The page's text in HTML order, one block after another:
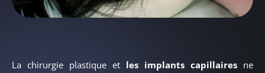
La chirurgie plastique et les implants capillaires ne